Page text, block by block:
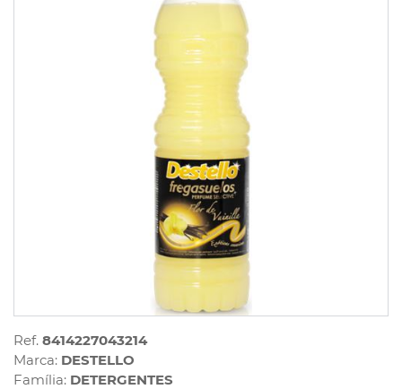
Ref. 8414227043214
Marca: DESTELLO
Família: DETERGENTES